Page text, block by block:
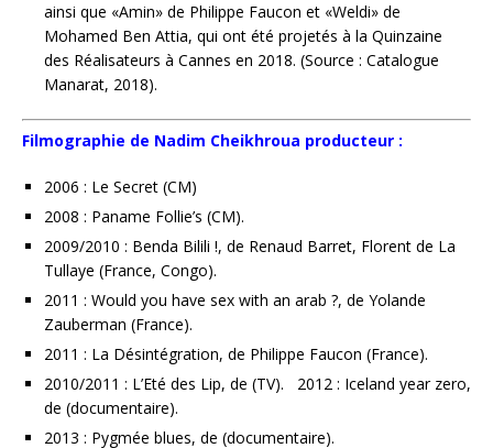
ainsi que «Amin» de Philippe Faucon et «Weldi» de
Mohamed Ben Attia, qui ont été projetés à la Quinzaine
des Réalisateurs à Cannes en 2018. (Source : Catalogue
Manarat, 2018).
Filmographie de Nadim Cheikhroua producteur :
2006 : Le Secret (CM)
2008 : Paname Follie’s (CM).
2009/2010 : Benda Bilili !, de Renaud Barret, Florent de La
Tullaye (France, Congo).
2011 : Would you have sex with an arab ?, de Yolande
Zauberman (France).
2011 : La Désintégration, de Philippe Faucon (France).
2010/2011 : L’Eté des Lip, de (TV). 2012 : Iceland year zero,
de (documentaire).
2013 : Pygmée blues, de (documentaire).